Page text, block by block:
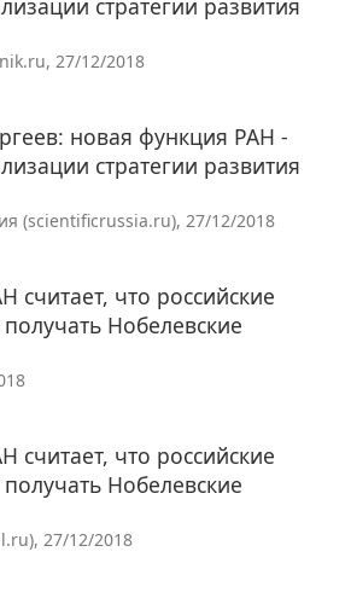
27/12/2018
новая функция РАН -
стратегии развития
(scientificrussia.ru), 27/12/2018
считает, что российские
Нобелевские
считает, что российские
Нобелевские
27/12/2018